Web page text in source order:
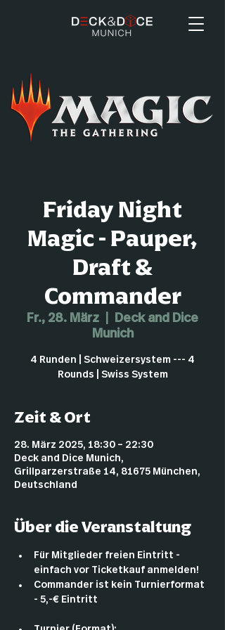
Friday Night
Magic - Pauper,
Draft &
Commander
Fr., 28. März
Deck and Dice
Munich
4 Runden | Schweizersystem --- 4
Rounds | Swiss System
Zeit & Ort
28. März 2025, 18:30 – 22:30
Deck and Dice Munich,
Grillparzerstraße 14, 81675 München,
Deutschland
Über die Veranstaltung
Für Mitglieder freien Eintritt -
einfach vor Ticketkauf anmelden!
Commander ist kein Turnierformat
- 5,-€ Eintritt